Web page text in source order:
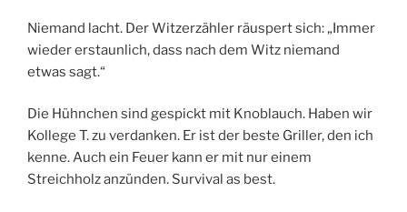
Niemand lacht. Der Witzerzähler räuspert sich: „Immer
wieder erstaunlich, dass nach dem Witz niemand
etwas sagt.“
Die Hühnchen sind gespickt mit Knoblauch. Haben wir
Kollege T. zu verdanken. Er ist der beste Griller, den ich
kenne. Auch ein Feuer kann er mit nur einem
Streichholz anzünden. Survival as best.